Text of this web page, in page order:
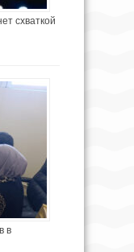
схваткой
в